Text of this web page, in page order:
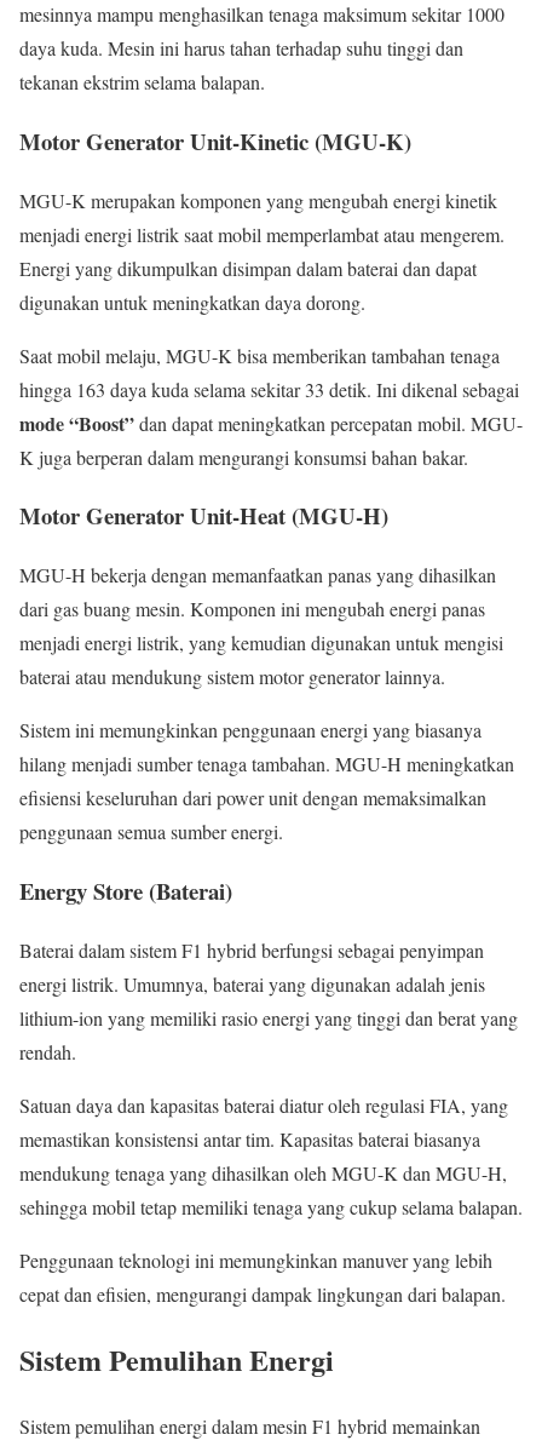
mesinnya mampu menghasilkan tenaga maksimum sekitar 1000
daya kuda. Mesin ini harus tahan terhadap suhu tinggi dan
tekanan ekstrim selama balapan.
Motor Generator Unit-Kinetic (MGU-K)
MGU-K merupakan komponen yang mengubah energi kinetik
menjadi energi listrik saat mobil memperlambat atau mengerem.
Energi yang dikumpulkan disimpan dalam baterai dan dapat
digunakan untuk meningkatkan daya dorong.
Saat mobil melaju, MGU-K bisa memberikan tambahan tenaga
hingga 163 daya kuda selama sekitar 33 detik. Ini dikenal sebagai
mode “Boost”dan dapat meningkatkan percepatan mobil. MGU-
K juga berperan dalam mengurangi konsumsi bahan bakar.
Motor Generator Unit-Heat (MGU-H)
MGU-H bekerja dengan memanfaatkan panas yang dihasilkan
dari gas buang mesin. Komponen ini mengubah energi panas
menjadi energi listrik, yang kemudian digunakan untuk mengisi
baterai atau mendukung sistem motor generator lainnya.
Sistem ini memungkinkan penggunaan energi yang biasanya
hilang menjadi sumber tenaga tambahan. MGU-H meningkatkan
efisiensi keseluruhan dari power unit dengan memaksimalkan
penggunaan semua sumber energi.
Energy Store (Baterai)
Baterai dalam sistem F1 hybrid berfungsi sebagai penyimpan
energi listrik. Umumnya, baterai yang digunakan adalah jenis
lithium-ion yang memiliki rasio energi yang tinggi dan berat yang
rendah.
Satuan daya dan kapasitas baterai diatur oleh regulasi FIA, yang
memastikan konsistensi antar tim. Kapasitas baterai biasanya
mendukung tenaga yang dihasilkan oleh MGU-K dan MGU-H,
sehingga mobil tetap memiliki tenaga yang cukup selama balapan.
Penggunaan teknologi ini memungkinkan manuver yang lebih
cepat dan efisien, mengurangi dampak lingkungan dari balapan.
Sistem Pemulihan Energi
Sistem pemulihan energi dalam mesin F1 hybrid memainkan